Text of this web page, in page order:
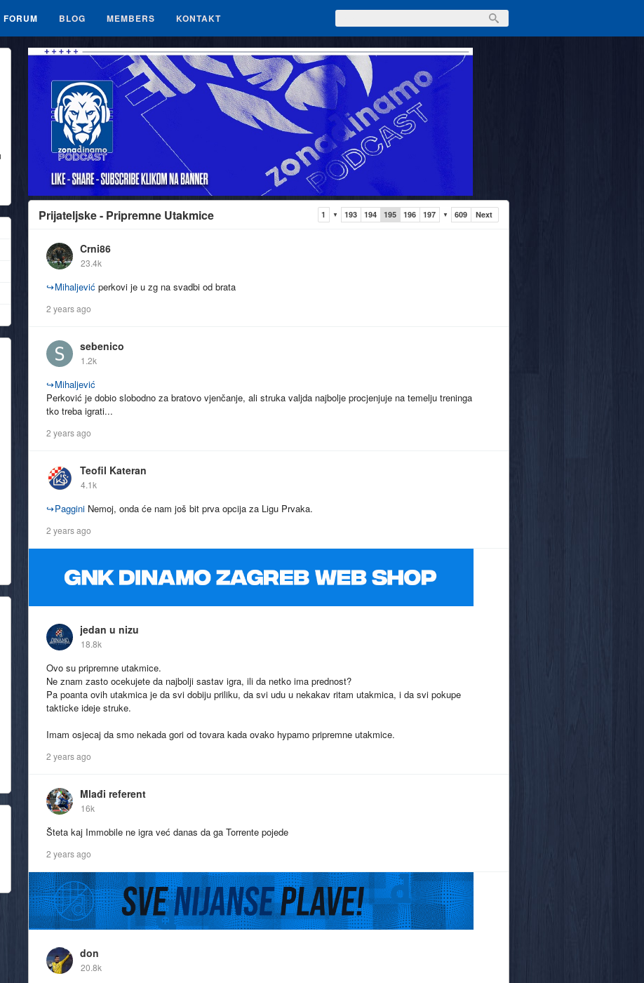
FORUM BLOG MEMBERS KONTAKT
Prijateljske - Pripremne Utakmice 1 ▼ 193 194 195 196 197 ▼ 609 Next
Crni86
23.4k
↪Mihaljević perkovi je u zg na svadbi od brata
2 years ago
sebenico
1.2k
↪Mihaljević
Perković je dobio slobodno za bratovo vjenčanje, ali struka valjda najbolje procjenjuje na temelju treninga
tko treba igrati...
2 years ago
Teofil Kateran
4.1k
↪Paggini Nemoj, onda će nam još bit prva opcija za Ligu Prvaka.
2 years ago
jedan u nizu
18.8k
Ovo su pripremne utakmice.
Ne znam zasto ocekujete da najbolji sastav igra, ili da netko ima prednost?
Pa poanta ovih utakmica je da svi dobiju priliku, da svi udu u nekakav ritam utakmica, i da svi pokupe
takticke ideje struke.
Imam osjecaj da smo nekada gori od tovara kada ovako hypamo pripremne utakmice.
2 years ago
Mlađi referent
16k
Šteta kaj Immobile ne igra već danas da ga Torrente pojede
2 years ago
don
20.8k